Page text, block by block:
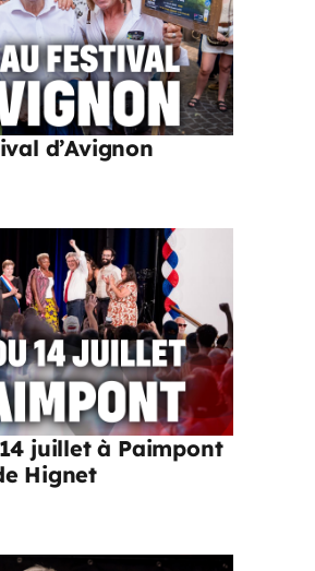
d’Avignon
juillet à Paimpont
Hignet